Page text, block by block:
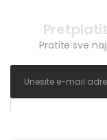
Pratite sve